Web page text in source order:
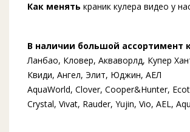
Как менять краник кулера видео у
В наличии большой ассортимент
Ланбао, Кловер, Акваворлд, Купер
Квиди, Ангел, Элит, Юджин, АЕЛ
AquaWorld, Clover, Cooper&Hunter,
Crystal, Vivat, Rauder, Yujin, Vio, AEL,